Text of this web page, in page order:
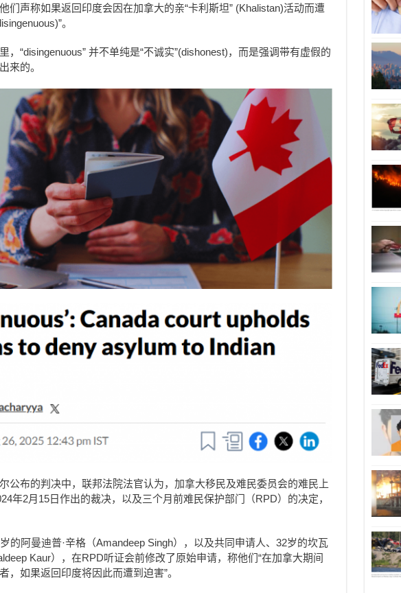
们声称如果返回印度会因在加拿大的亲“卡利斯坦” (Khalistan)活动而遭
)”。
，“disingenuous” 并不单纯是“不诚实”(dishonest)，而是强调带有虚假的
来的。
公布的判决中，联邦法院法官认为，加拿大移民及难民委员会的难民上
年2月15日作出的裁决，以及三个月前难民保护部门（RPD）的决定，
的阿曼迪普·辛格（Amandeep Singh），以及共同申请人、32岁的坎瓦
Kaur），在RPD听证会前修改了原始申请，称他们“在加拿大期间
，如果返回印度将因此而遭到迫害”。